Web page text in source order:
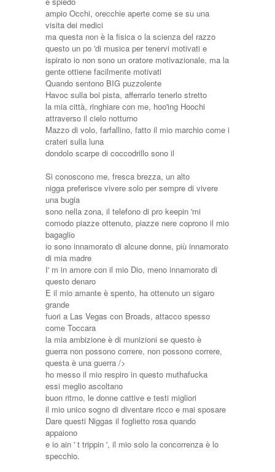
ampio Occhi, orecchie aperte come se su una
visita dei medici
ma questa non è la fisica o la scienza del razzo
questo un po 'di musica per tenervi motivati ​​e
ispirato io non sono un oratore motivazionale, ma la
gente ottiene facilmente motivati ​​
Quando sentono BIG puzzolente
Havoc sulla boi pista, afferrarlo tenerlo stretto
la mia città, ringhiare con me, hoo'ing Hoochi
attraverso il cielo notturno
Mazzo di volo, farfallino, fatto il mio marchio come i
crateri sulla luna
dondolo scarpe di coccodrillo sono il
Si conoscono me, fresca brezza, un alto
nigga preferisce vivere solo per sempre di vivere
una bugia
sono nella zona, il telefono di pro keepin 'mi
comodo piazze ottenuto, piazze nere coprono il mio
bagaglio
io sono innamorato di alcune donne, più innamorato
di mia madre
I' m in amore con il mio Dio, meno innamorato di
questo denaro
E il mio amante è spento, ha ottenuto un sigaro
grande
fuori a Las Vegas con Broads, attacco spesso
come Toccara
la mia ambizione è di munizioni se questo è
guerra non possono correre, non possono correre,
questa è una guerra />
ho messo il mio respiro in questo muthafucka
essi meglio ascoltano
buon ritmo, le donne cattive e testi migliori
il mio unico sogno di diventare ricco e mai sposare
Dare questi Niggas il foglietto rosa quando
appaiono
e io ain ' t trippin ', il mio solo la concorrenza è lo
specchio.